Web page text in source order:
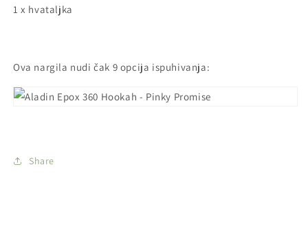
1 x hvataljka
Ova nargila nudi čak 9 opcija ispuhivanja:
Share